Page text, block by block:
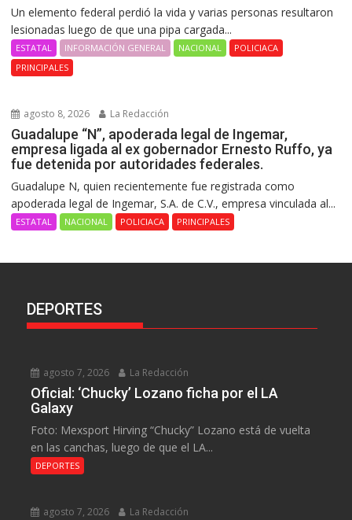
Un elemento federal perdió la vida y varias personas resultaron
lesionadas luego de que una pipa cargada...
ESTATAL INFORMACIÓN GENERAL NACIONAL
POLICIACA
PRINCIPALES
agosto 8, 2026 La Redacción
Guadalupe “N”, apoderada legal de Ingemar,
empresa ligada al ex gobernador Ernesto Ruffo, ya
fue detenida por autoridades federales.
Guadalupe N, quien recientemente fue registrada como
apoderada legal de Ingemar, S.A. de C.V., empresa vinculada al...
ESTATAL NACIONAL POLICIACA PRINCIPALES
DEPORTES
agosto 7, 2026 La Redacción
Oficial: ‘Chucky’ Lozano ficha por el LA
Galaxy
Foto: Mexsport Hirving “Chucky” Lozano está de vuelta
en las canchas, luego de que el LA...
DEPORTES
agosto 7, 2026 La Redacción